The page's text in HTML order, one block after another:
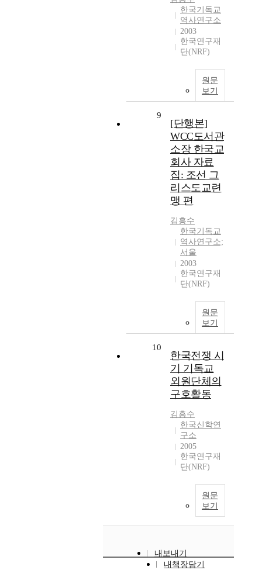
한국기독교
역사연구소
2003
한국연구재
단(NRF)
원문
보기
9
[단행본]
WCC도서관
소장 한국교
회사 자료
집: 조선 그
리스도교련
맹 편
김흥수
한국기독교
역사연구소;
서울
2003
한국연구재
단(NRF)
원문
보기
10
한국전쟁 시
기 기독교
외원단체의
구호활동
김흥수
한국신학연
구소
2005
한국연구재
단(NRF)
원문
보기
내보내기
내책장담기